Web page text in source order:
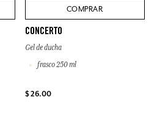
COMPRAR
CONCERTO
Gel de ducha
frasco 250 ml
$ 26.00